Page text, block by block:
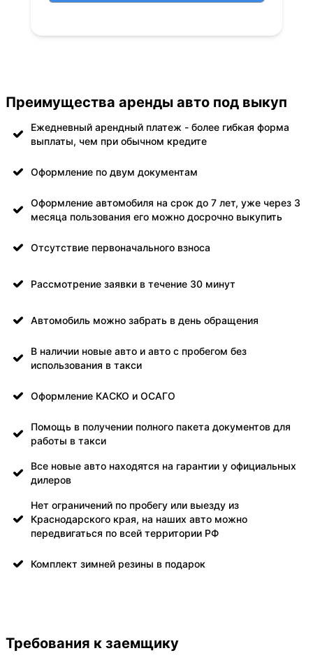
Преимущества аренды авто под выкуп
Ежедневный арендный платеж - более гибкая форма
выплаты, чем при обычном кредите
Оформление по двум документам
Оформление автомобиля на срок до 7 лет, уже через 3
месяца пользования его можно досрочно выкупить
Отсутствие первоначального взноса
Рассмотрение заявки в течение 30 минут
Автомобиль можно забрать в день обращения
В наличии новые авто и авто с пробегом без
использования в такси
Оформление КАСКО и ОСАГО
Помощь в получении полного пакета документов для
работы в такси
Все новые авто находятся на гарантии у официальных
дилеров
Нет ограничений по пробегу или выезду из
Краснодарского края, на наших авто можно
передвигаться по всей территории РФ
Комплект зимней резины в подарок
Требования к заемщику